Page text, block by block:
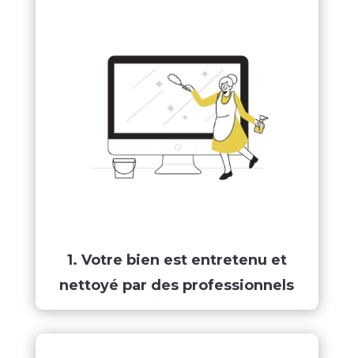
1. Votre bien est entretenu et
nettoyé par des professionnels